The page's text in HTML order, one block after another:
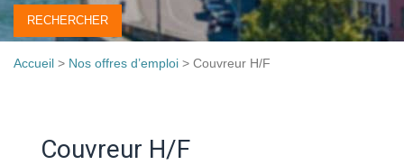
Accueil > Nos offres d’emploi > Couvreur H/F
Couvreur H/F